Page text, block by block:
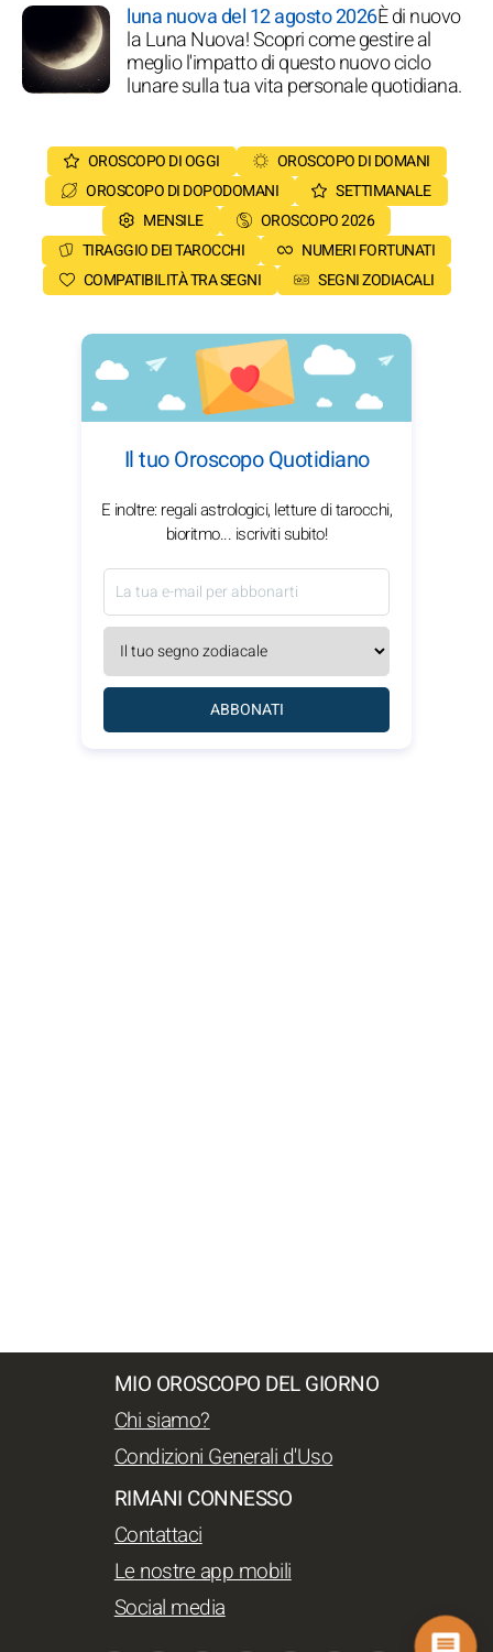
luna nuova del 12 agosto 2026È di nuovo
la Luna Nuova! Scopri come gestire al
meglio l'impatto di questo nuovo ciclo
lunare sulla tua vita personale quotidiana.
OROSCOPO DI OGGI
OROSCOPO DI DOMANI
OROSCOPO DI DOPODOMANI
SETTIMANALE
MENSILE
OROSCOPO 2026
TIRAGGIO DEI TAROCCHI
NUMERI FORTUNATI
COMPATIBILITÀ TRA SEGNI
SEGNI ZODIACALI
Il tuo Oroscopo Quotidiano
E inoltre: regali astrologici, letture di tarocchi,
bioritmo... iscriviti subito!
ABBONATI
MIO OROSCOPO DEL GIORNO
Chi siamo?
Condizioni Generali d'Uso
RIMANI CONNESSO
Contattaci
Le nostre app mobili
Social media